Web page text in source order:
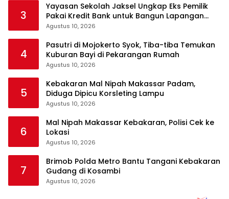
3
Yayasan Sekolah Jaksel Ungkap Eks Pemilik
Pakai Kredit Bank untuk Bangun Lapangan
Padel
Agustus 10, 2026
4
Pasutri di Mojokerto Syok, Tiba-tiba Temukan
Kuburan Bayi di Pekarangan Rumah
Agustus 10, 2026
5
Kebakaran Mal Nipah Makassar Padam,
Diduga Dipicu Korsleting Lampu
Agustus 10, 2026
6
Mal Nipah Makassar Kebakaran, Polisi Cek ke
Lokasi
Agustus 10, 2026
7
Brimob Polda Metro Bantu Tangani Kebakaran
Gudang di Kosambi
Agustus 10, 2026